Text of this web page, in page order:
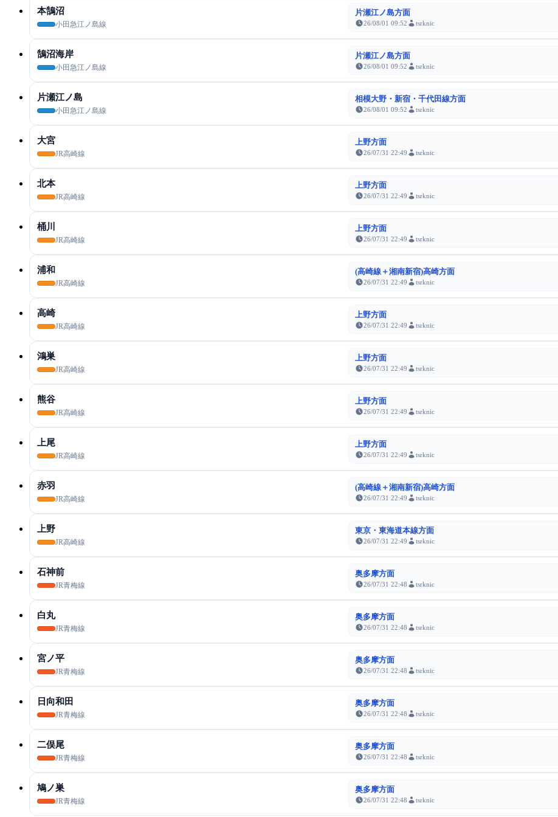
本鵠沼
小田急江ノ島線
片瀬江ノ島方面
26/08/01 09:52 tsrknic
鵠沼海岸
小田急江ノ島線
片瀬江ノ島方面
26/08/01 09:52 tsrknic
片瀬江ノ島
小田急江ノ島線
相模大野・新宿・千代田線方面
26/08/01 09:52 tsrknic
大宮
JR高崎線
上野方面
26/07/31 22:49 tsrknic
北本
JR高崎線
上野方面
26/07/31 22:49 tsrknic
桶川
JR高崎線
上野方面
26/07/31 22:49 tsrknic
浦和
JR高崎線
(高崎線＋湘南新宿)高崎方面
26/07/31 22:49 tsrknic
高崎
JR高崎線
上野方面
26/07/31 22:49 tsrknic
鴻巣
JR高崎線
上野方面
26/07/31 22:49 tsrknic
熊谷
JR高崎線
上野方面
26/07/31 22:49 tsrknic
上尾
JR高崎線
上野方面
26/07/31 22:49 tsrknic
赤羽
JR高崎線
(高崎線＋湘南新宿)高崎方面
26/07/31 22:49 tsrknic
上野
JR高崎線
東京・東海道本線方面
26/07/31 22:49 tsrknic
石神前
JR青梅線
奥多摩方面
26/07/31 22:48 tsrknic
白丸
JR青梅線
奥多摩方面
26/07/31 22:48 tsrknic
宮ノ平
JR青梅線
奥多摩方面
26/07/31 22:48 tsrknic
日向和田
JR青梅線
奥多摩方面
26/07/31 22:48 tsrknic
二俣尾
JR青梅線
奥多摩方面
26/07/31 22:48 tsrknic
鳩ノ巣
JR青梅線
奥多摩方面
26/07/31 22:48 tsrknic